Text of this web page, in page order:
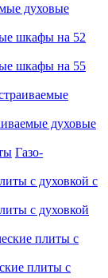
духовые
шкафы на 52
шкафы на 55
духовые
Газо-
с духовкой с
с духовкой
плиты с
плиты с